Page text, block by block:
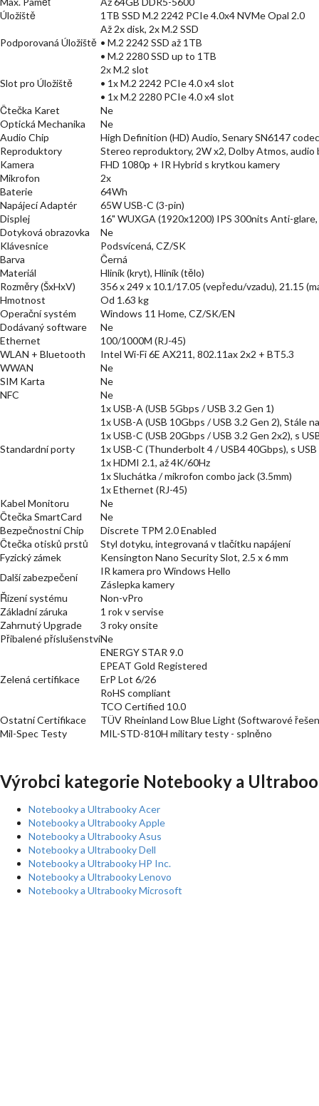
Úložiště
1TB SSD M.2 2242 PCIe 4.0x4 NVMe Opal 2.0
Podporovaná Úložiště
Až 2x disk, 2x M.2 SSD
• M.2 2242 SSD až 1TB
• M.2 2280 SSD up to 1TB
Slot pro Úložiště
2x M.2 slot
• 1x M.2 2242 PCIe 4.0 x4 slot
• 1x M.2 2280 PCIe 4.0 x4 slot
Čtečka Karet
Ne
Optická Mechanika
Ne
Audio Chip
High Definition (HD) Audio, Senary SN6147 codec
Reproduktory
Stereo reproduktory, 2W x2, Dolby Atmos, audio
Kamera
FHD 1080p + IR Hybrid s krytkou kamery
Mikrofon
2x
Baterie
64Wh
Napájecí Adaptér
65W USB-C (3-pin)
Displej
16" WUXGA (1920x1200) IPS 300nits Anti-glare,
Dotyková obrazovka
Ne
Klávesnice
Podsvícená, CZ/SK
Barva
Černá
Materiál
Hliník (kryt), Hliník (tělo)
Rozměry (ŠxHxV)
356 x 249 x 10.1/17.05 (vepředu/vzadu), 21.15
Hmotnost
Od 1.63 kg
Operační systém
Windows 11 Home, CZ/SK/EN
Dodávaný software
Ne
Ethernet
100/1000M (RJ-45)
WLAN + Bluetooth
Intel Wi-Fi 6E AX211, 802.11ax 2x2 + BT5.3
WWAN
Ne
SIM Karta
Ne
NFC
Ne
Standardní porty
1x USB-A (USB 5Gbps / USB 3.2 Gen 1)
1x USB-A (USB 10Gbps / USB 3.2 Gen 2), Stále
1x USB-C (USB 20Gbps / USB 3.2 Gen 2x2), s
1x USB-C (Thunderbolt 4 / USB4 40Gbps), s
1x HDMI 2.1, až 4K/60Hz
1x Sluchátka / mikrofon combo jack (3.5mm)
1x Ethernet (RJ-45)
Kabel Monitoru
Ne
Čtečka SmartCard
Ne
Bezpečnostní Chip
Discrete TPM 2.0 Enabled
Čtečka otisků prstů
Styl dotyku, integrovaná v tlačítku napájení
Fyzický zámek
Kensington Nano Security Slot, 2.5 x 6 mm
Další zabezpečení
IR kamera pro Windows Hello
Záslepka kamery
Řízení systému
Non-vPro
Základní záruka
1 rok v servise
Zahrnutý Upgrade
3 roky onsite
Přibalené příslušenstvíNe
Zelená certifikace
ENERGY STAR 9.0
EPEAT Gold Registered
ErP Lot 6/26
RoHS compliant
TCO Certified 10.0
Ostatní Certifikace
TÜV Rheinland Low Blue Light (Softwarové
Mil-Spec Testy
MIL-STD-810H military testy - splněno
Výrobci kategorie Notebooky a
Notebooky a Ultrabooky Acer
Notebooky a Ultrabooky Apple
Notebooky a Ultrabooky Asus
Notebooky a Ultrabooky Dell
Notebooky a Ultrabooky HP Inc.
Notebooky a Ultrabooky Lenovo
Notebooky a Ultrabooky Microsoft